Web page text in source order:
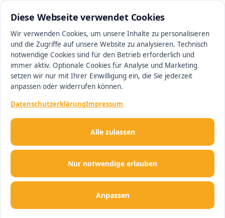
Diese Webseite verwendet Cookies
Wir verwenden Cookies, um unsere Inhalte zu personalisieren
und die Zugriffe auf unsere Website zu analysieren. Technisch
notwendige Cookies sind für den Betrieb erforderlich und
immer aktiv. Optionale Cookies für Analyse und Marketing
setzen wir nur mit Ihrer Einwilligung ein, die Sie jederzeit
anpassen oder widerrufen können.
DatenschutzerklärungImpressum
Nur notwendige erlauben
Anpassen
Alle zulassen